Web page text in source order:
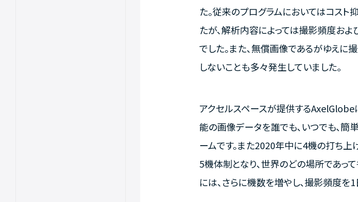
た。従来のプログラムにおいてはコス
たが、解析内容によっては撮影頻度お
でした。また、無償画像であるがゆえ
しないことも多々発生していました。
アクセルスペースが提供する
能の画像データを誰でも、いつでも、
ームです。また2020年中に4機の打ち
5機体制となり、世界のどの場所であっ
には、さらに機数を増やし、撮影頻度を